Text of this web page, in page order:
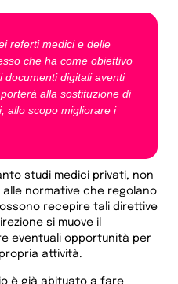
referti medici e delle
che ha come obiettivo
documenti digitali aventi
alla sostituzione di
allo scopo migliorare i
studi medici privati, non
normative che regolano
recepire tali direttive
si muove il
eventuali opportunità per
attività.
è già abituato a fare